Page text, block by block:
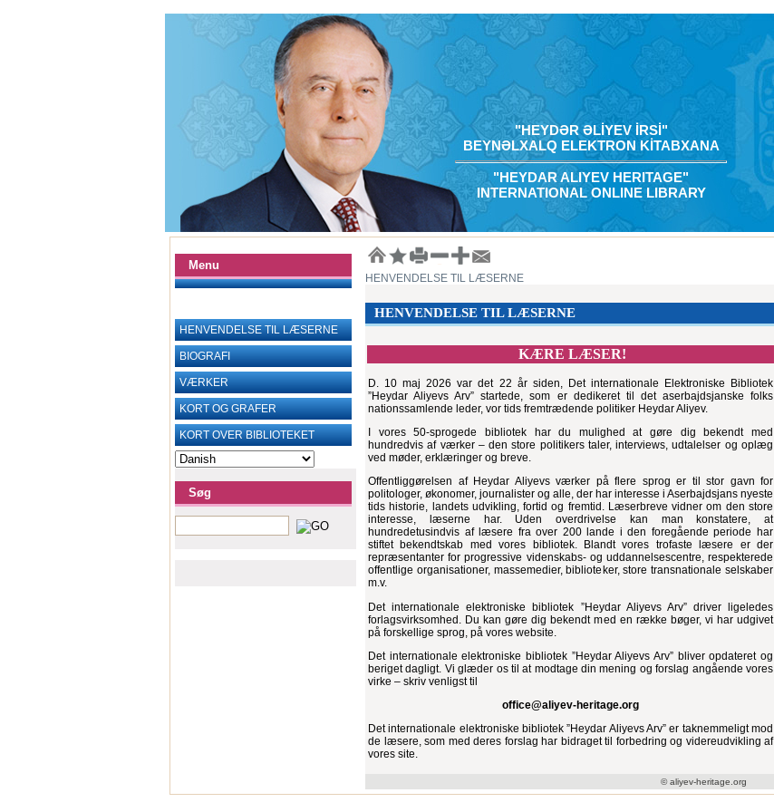
"HEYDƏR ƏLİYEV İRSİ"
BEYNƏLXALQ ELEKTRON KİTABXANA
"HEYDAR ALIYEV HERITAGE"
INTERNATIONAL ONLINE LIBRARY
Menu
HENVENDELSE TIL LÆSERNE
BIOGRAFI
VÆRKER
KORT OG ‎GRAFER
KORT OVER BIBLIOTEKET
Søg
HENVENDELSE TIL LÆSERNE
HENVENDELSE TIL LÆSERNE
KÆRE LÆSER!
D. 10 maj 2026 var det 22 år siden, Det internationale Elektroniske Bibliotek
”Heydar Aliyevs Arv” startede, som er dedikeret til det aserbajdsjanske folks
nationssamlende leder, vor tids fremtrædende politiker Heydar Aliyev.
I vores 50-sprogede bibliotek har du mulighed at gøre dig bekendt med
hundredvis af værker – den store politikers taler, interviews, udtalelser og oplæg
ved møder, erklæringer og breve.
Offentliggørelsen af Heydar Aliyevs værker på flere sprog er til stor gavn for
politologer, økonomer, journalister og alle, der har interesse i Aserbajdsjans nyeste
tids historie, landets udvikling, fortid og fremtid. Læserbreve vidner om den store
interesse, læserne har. Uden overdrivelse kan man konstatere, at
hundredetusindvis af læsere fra over 200 lande i den foregående periode har
stiftet bekendtskab med vores bibliotek. Blandt vores trofaste læsere er der
repræsentanter for progressive videnskabs- og uddannelsescentre, respekterede
offentlige organisationer, massemedier, biblioteker, store transnationale selskaber
m.v.
Det internationale elektroniske bibliotek ”Heydar Aliyevs Arv” driver ligeledes
forlagsvirksomhed. Du kan gøre dig bekendt med en række bøger, vi har udgivet
på forskellige sprog, på vores website.
Det internationale elektroniske bibliotek ”Heydar Aliyevs Arv” bliver opdateret og
beriget dagligt. Vi glæder os til at modtage din mening og forslag angående vores
virke – skriv venligst til
office@aliyev-heritage.org
Det internationale elektroniske bibliotek ”Heydar Aliyevs Arv” er taknemmeligt mod
de læsere, som med deres forslag har bidraget til forbedring og videreudvikling af
vores site.
© aliyev-heritage.org